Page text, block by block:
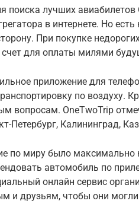
поиска лучших
в интернете. Но
При покупке
для оплаты милями
приложение для
по воздуху.
вопросам. OneTwoTrip
Петербург, Калининград,
по миру было
автомобиль по
онлайн сервис
и друзьям, чтобы они